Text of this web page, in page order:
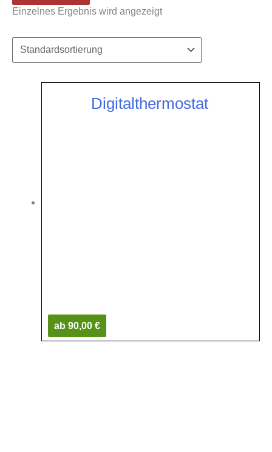
Einzelnes Ergebnis wird angezeigt
Digitalthermostat
ab 90,00 €